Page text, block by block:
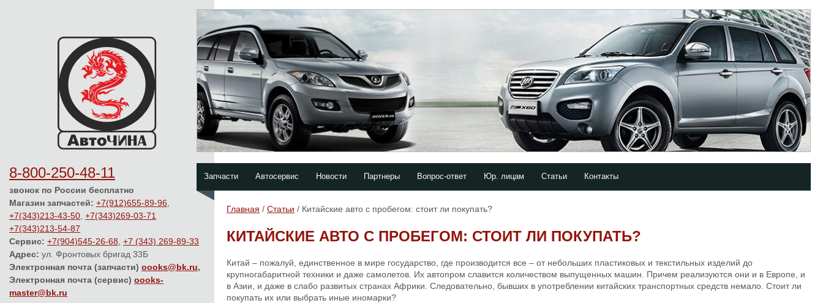
8-800-250-48-11
звонок по России бесплатно
Магазин запчастей: +7(912)655-89-96
+7(343)213-43-50 +7(343)269-03-71
+7(343)213-54-87
Сервис: +7(904)545-26-68 +7 (343) 269-89-33
Адрес: ул. Фронтовых бригад 33Б
Электронная почта (запчасти) oooks@bk.ru,
Электронная почта (сервис) oooks-
master@bk.ru
Запчасти Автосервис Новости Партнеры Вопрос-ответ Юр. лицам Статьи Контакты
Главная / Статьи / Китайские авто с пробегом: стоит ли покупать?
КИТАЙСКИЕ АВТО С ПРОБЕГОМ: СТОИТ ЛИ ПОКУПАТЬ?
Китай – пожалуй, единственное в мире государство, где производится все – от небольших пластиковых и текстильных изделий до
крупногабаритной техники и даже самолетов. Их автопром славится количеством выпущенных машин. Причем реализуются они и в Европе, и
в Азии, и даже в слабо развитых странах Африки. Следовательно, бывших в употреблении китайских транспортных средств немало. Стоит ли
покупать их или выбрать иные иномарки?